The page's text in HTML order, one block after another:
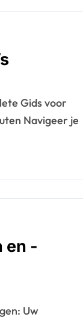
Navigeer je
en -